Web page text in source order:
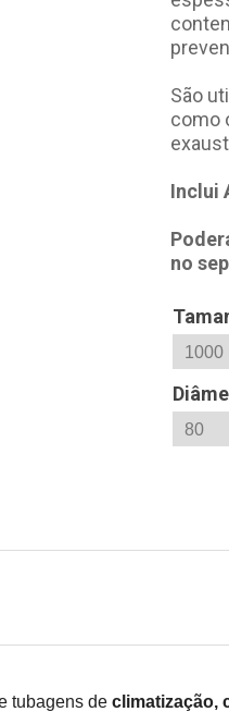
São
como
Inclui
no
tubagens de climatização,